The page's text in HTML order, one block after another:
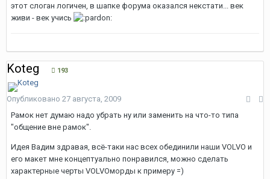
этот слоган логичен, в шапке форума оказался некстати... век
живи - век учись
Koteg 193
Опубликовано 27 августа, 2009
Рамок нет думаю надо убрать ну или заменить на что-то типа
"общение вне рамок".
Идея Вадим здравая, всё-таки нас всех обединили наши VOLVO и
его макет мне концептуально понравился, можно сделать
характерные черты VOLVOморды к примеру =)